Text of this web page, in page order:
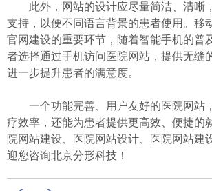
此外，网站的设计应尽量简洁、清晰
支持，以便不同语言背景的患者使用。移
官网建设的重要环节，随着智能手机的普
者选择通过手机访问医院网站，提供无缝
进一步提升患者的满意度。
一个功能完善、用户友好的医院网站
疗效率，还能为患者提供更高效、便捷的
院网站建设、医院网站设计、医院网站建
迎您咨询北京分形科技！